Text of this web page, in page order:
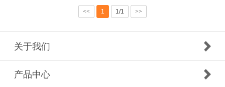
<< 1 1/1 >>
关于我们
产品中心